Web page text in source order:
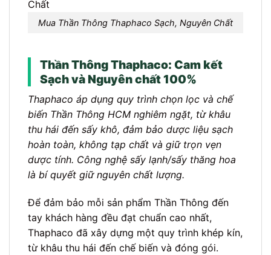
Mua Thần Thông Thaphaco Sạch, Nguyên Chất
Thần Thông Thaphaco: Cam kết
Sạch và Nguyên chất 100%
Thaphaco áp dụng quy trình chọn lọc và chế
biến Thần Thông HCM nghiêm ngặt, từ khâu
thu hái đến sấy khô, đảm bảo dược liệu sạch
hoàn toàn, không tạp chất và giữ trọn vẹn
dược tính. Công nghệ sấy lạnh/sấy thăng hoa
là bí quyết giữ nguyên chất lượng.
Để đảm bảo mỗi sản phẩm Thần Thông đến
tay khách hàng đều đạt chuẩn cao nhất,
Thaphaco đã xây dựng một quy trình khép kín,
từ khâu thu hái đến chế biến và đóng gói.